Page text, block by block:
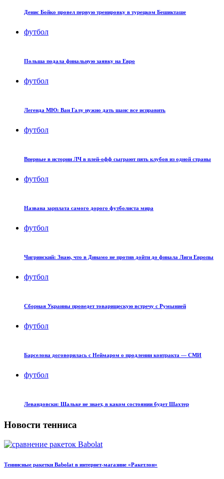
Денис Бойко провел первую тренировку в турецком Бешикташе
футбол
Польша подала финальную заявку на Евро
футбол
Легенда МЮ: Ван Галу нужно дать шанс все исправить
футбол
Впервые в истории ЛЧ в плей-офф сыграют пять клубов из одной страны
футбол
Названа зарплата самого дорого футболиста мира
футбол
Чигринский: Знаю, что в Динамо не против дойти до финала Лиги Европы
футбол
Сборная Украины проведет товарищескую встречу с Румынией
футбол
Барселона договорилась с Неймаром о продлении контракта — СМИ
футбол
Левандовски: Шальке не знает, в каком состоянии будет Шахтер
Новости тенниса
Теннисные ракетки Babolat в интернет-магазине «Ракетлон»